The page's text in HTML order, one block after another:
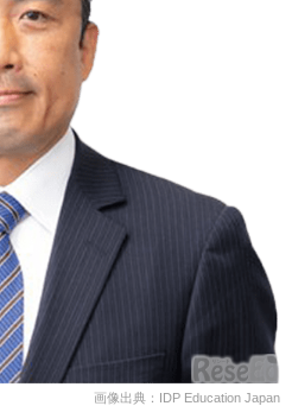
画像出典：IDP Education Japan